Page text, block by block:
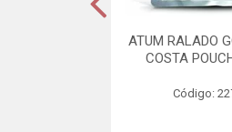
ATUM RALADO
COSTA
Código: